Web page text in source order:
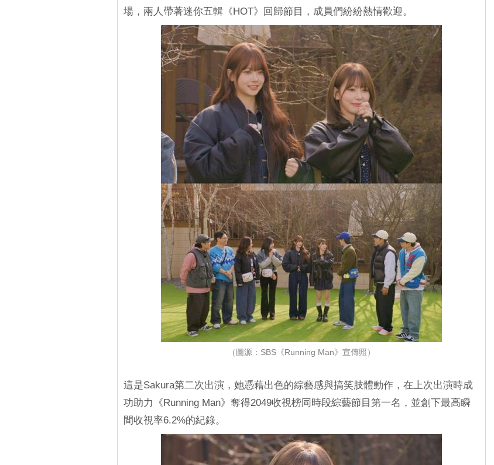
場，兩人帶著迷你五輯《HOT》回歸節目，成員們紛紛熱情歡迎。
（圖源：SBS《Running Man》宣傳照）
這是Sakura第二次出演，她憑藉出色的綜藝感與搞笑肢體動作，在上次出演時成
功助力《Running Man》奪得2049收視榜同時段綜藝節目第一名，並創下最高瞬
間收視率6.2%的紀錄。